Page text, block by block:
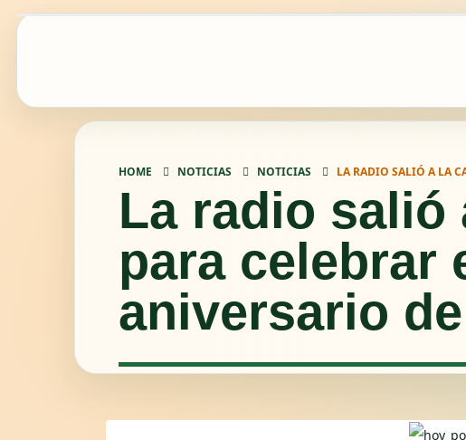
HOME NOTICIAS NOTICIAS LA RADIO SALIÓ A LA
La radio salió
para celebrar
aniversario